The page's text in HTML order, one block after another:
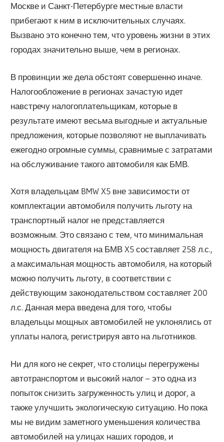
Москве и Санкт-Петербурге местные власти
прибегают к ним в исключительных случаях.
Вызвано это конечно тем, что уровень жизни в этих
городах значительно выше, чем в регионах.
В провинции же дела обстоят совершенно иначе.
Налогообложение в регионах зачастую идет
навстречу налогоплательщикам, которые в
результате имеют весьма выгодные и актуальные
предложения, которые позволяют не выплачивать
ежегодно огромные суммы, сравнимые с затратами
на обслуживание такого автомобиля как БМВ.
Хотя владельцам BMW X5 вне зависимости от
комплектации автомобиля получить льготу на
транспортный налог не представляется
возможным. Это связано с тем, что минимальная
мощность двигателя на БМВ X5 составляет 258 л.с.,
а максимальная мощность автомобиля, на который
можно получить льготу, в соответствии с
действующим законодательством составляет 200
л.с. Данная мера введена для того, чтобы
владельцы мощных автомобилей не уклонялись от
уплаты налога, регистрируя авто на льготников.
Ни для кого не секрет, что столицы перегружены
автотранспортом и высокий налог – это одна из
попыток снизить загруженность улиц и дорог, а
также улучшить экологическую ситуацию. Но пока
мы не видим заметного уменьшения количества
автомобилей на улицах наших городов, и